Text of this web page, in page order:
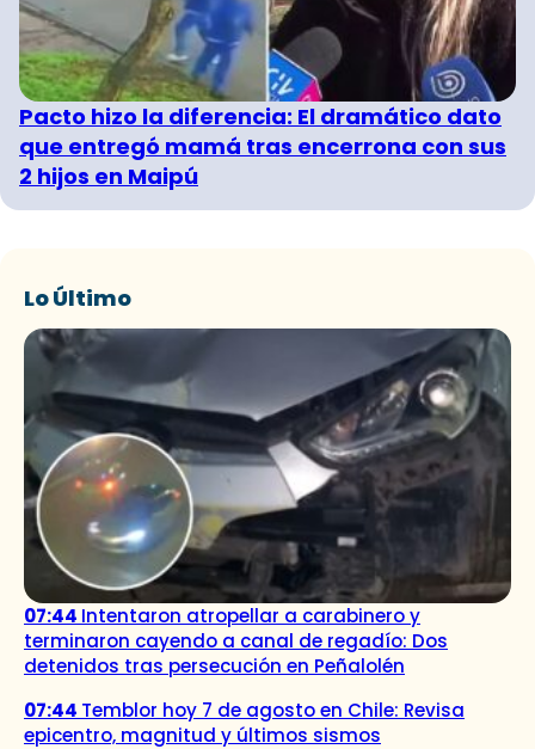
Pacto hizo la diferencia: El dramático dato
que entregó mamá tras encerrona con sus
2 hijos en Maipú
Lo Último
07:44 Intentaron atropellar a carabinero y
terminaron cayendo a canal de regadío: Dos
detenidos tras persecución en Peñalolén
07:44 Temblor hoy 7 de agosto en Chile: Revisa
epicentro, magnitud y últimos sismos